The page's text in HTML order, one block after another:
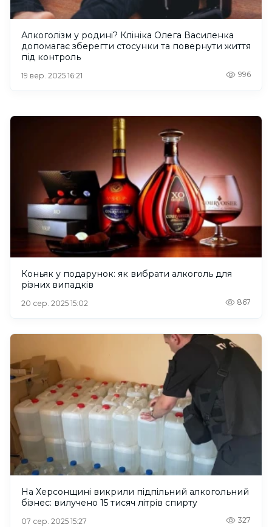
Алкоголізм у родині? Клініка Олега Василенка
допомагає зберегти стосунки та повернути життя
під контроль
19 вер. 2025 16:21 996
Коньяк у подарунок: як вибрати алкоголь для
різних випадків
20 сер. 2025 15:02 867
На Херсонщині викрили підпільний алкогольний
бізнес: вилучено 15 тисяч літрів спирту
07 сер. 2025 15:27 327